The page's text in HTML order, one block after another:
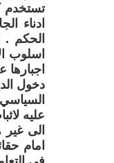
تستخدم
ادناء
الحكم .
اسلوب
دخول
عليه
الى
امام